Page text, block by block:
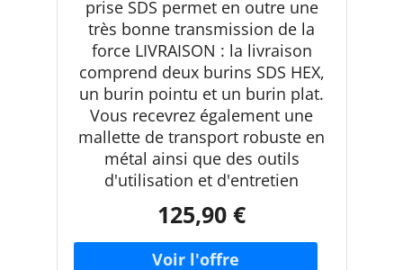
prise SDS permet en outre une
très bonne transmission de la
force LIVRAISON : la livraison
comprend deux burins SDS HEX,
un burin pointu et un burin plat.
Vous recevrez également une
mallette de transport robuste en
métal ainsi que des outils
d'utilisation et d'entretien
125,90 €